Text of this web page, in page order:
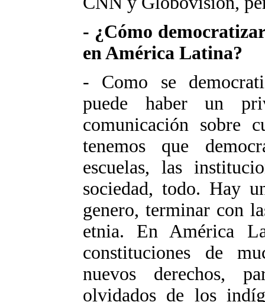
- ¿Cómo
en América Latina?
- Como se
puede haber un
comunicación sobre
tenemos que
escuelas, las
sociedad, todo. Hay
genero, terminar con
etnia. En América
constituciones de
nuevos derechos,
olvidados de los